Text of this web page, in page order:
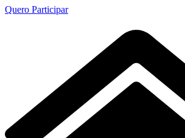
Quero Participar